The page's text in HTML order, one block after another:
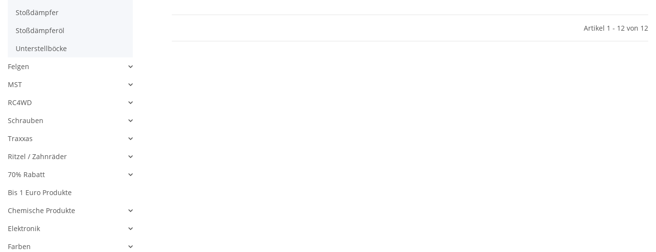
Artikel 1 - 12 von 12
Stoßdämpfer
Stoßdämpferöl
Unterstellböcke
Felgen
MST
RC4WD
Schrauben
Traxxas
Ritzel / Zahnräder
70% Rabatt
Bis 1 Euro Produkte
Chemische Produkte
Elektronik
Farben